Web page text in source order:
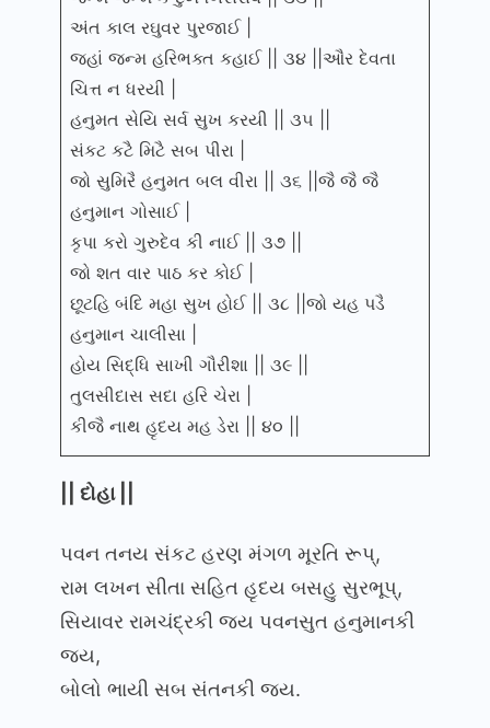
અંત કાલ રઘુવર પુરજાઈ |
જહાં જન્મ હરિભક્ત કહાઈ || ૩૪ ||ઔર દેવતા
ચિત્ત ન ધરયી |
હનુમત સેયિ સર્વ સુખ કરયી || ૩૫ ||
સંકટ કટૈ મિટૈ સબ પીરા |
જો સુમિરૈ હનુમત બલ વીરા || ૩૬ ||જૈ જૈ જૈ
હનુમાન ગોસાઈ |
કૃપા કરો ગુરુદેવ કી નાઈ || ૩૭ ||
જો શત વાર પાઠ કર કોઈ |
છૂટહિ બંદિ મહા સુખ હોઈ || ૩૮ ||જો યહ પડૈ
હનુમાન ચાલીસા |
હોય સિદ્ધિ સાખી ગૌરીશા || ૩૯ ||
તુલસીદાસ સદા હરિ ચેરા |
કીજૈ નાથ હૃદય મહ ડેરા || ૪૦ ||
|| દોહા ||
પવન તનય સંકટ હરણ મંગળ મૂરતિ રૂપ્,
રામ લખન સીતા સહિત હૃદય બસહુ સુરભૂપ્,
સિયાવર રામચંદ્રકી જય પવનસુત હનુમાનકી
જય,
બોલો ભાયી સબ સંતનકી જય.